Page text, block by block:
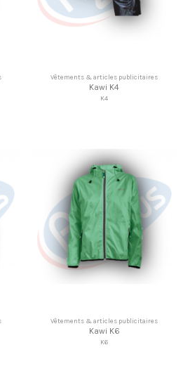
Vêtements & articles publicitaires
Kawi K4
K4
Vêtements & articles publicitaires
Kawi K6
K6